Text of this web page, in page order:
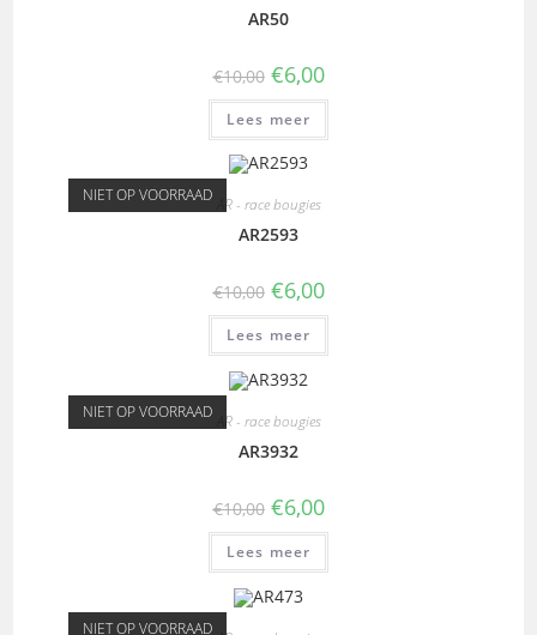
AR50
€10,00 €6,00
Lees meer
NIET OP VOORRAAD AR - race bougies
AR2593
€10,00 €6,00
Lees meer
NIET OP VOORRAAD AR - race bougies
AR3932
€10,00 €6,00
Lees meer
NIET OP VOORRAAD